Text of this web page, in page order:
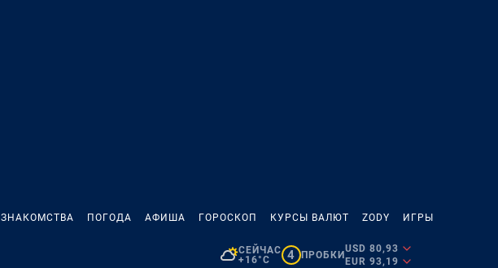
ЗНАКОМСТВА ПОГОДА АФИША ГОРОСКОП КУРСЫ ВАЛЮТ ZODY ИГРЫ
СЕЙЧАС
+16°C
4 ПРОБКИ
USD 80,93
EUR 93,19